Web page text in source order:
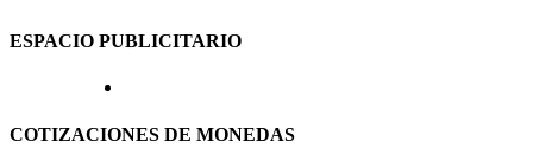
ESPACIO PUBLICITARIO
COTIZACIONES DE MONEDAS